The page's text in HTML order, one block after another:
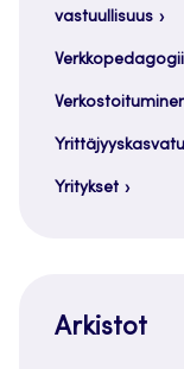
vastuullisuus
Yritykset
Arkistot